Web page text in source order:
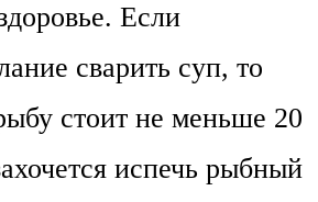
Если
сварить суп, то
стоит не меньше 20
испечь рыбный